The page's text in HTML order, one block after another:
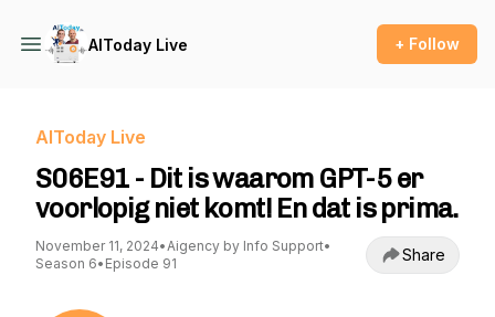
AIToday Live + Follow
AIToday Live
S06E91 - Dit is waarom GPT-5 er
voorlopig niet komt! En dat is prima.
November 11, 2024•Aigency by Info Support•
Season 6• Episode 91 Share